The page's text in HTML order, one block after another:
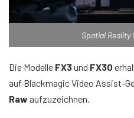
Spatial Reality
Die Modelle FX3und FX30
auf Blackmagic Video Assist-
Raw aufzuzeichnen.